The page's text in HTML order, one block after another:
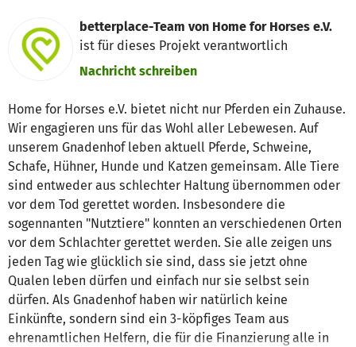
betterplace-Team von Home for Horses e.V.
ist für dieses Projekt verantwortlich
Nachricht schreiben
Home for Horses e.V. bietet nicht nur Pferden ein Zuhause.
Wir engagieren uns für das Wohl aller Lebewesen. Auf
unserem Gnadenhof leben aktuell Pferde, Schweine,
Schafe, Hühner, Hunde und Katzen gemeinsam. Alle Tiere
sind entweder aus schlechter Haltung übernommen oder
vor dem Tod gerettet worden. Insbesondere die
sogennanten "Nutztiere" konnten an verschiedenen Orten
vor dem Schlachter gerettet werden. Sie alle zeigen uns
jeden Tag wie glücklich sie sind, dass sie jetzt ohne
Qualen leben dürfen und einfach nur sie selbst sein
dürfen. Als Gnadenhof haben wir natürlich keine
Einkünfte, sondern sind ein 3-köpfiges Team aus
ehrenamtlichen Helfern, die für die Finanzierung alle in